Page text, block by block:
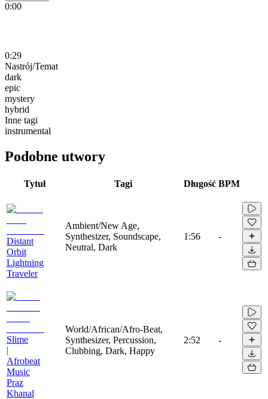
0:00
0:29
Nastrój/Temat
dark
epic
mystery
hybrid
Inne tagi
instrumental
Podobne utwory
Tytuł Tagi Długość BPM
Distant
Orbit
Lightning
Traveler
Ambient/New Age,
Synthesizer, Soundscape,
Neutral, Dark
1:56 -
Slime
|
Afrobeat
Music
Praz
Khanal
World/African/Afro-Beat,
Synthesizer, Percussion,
Clubbing, Dark, Happy
2:52 -